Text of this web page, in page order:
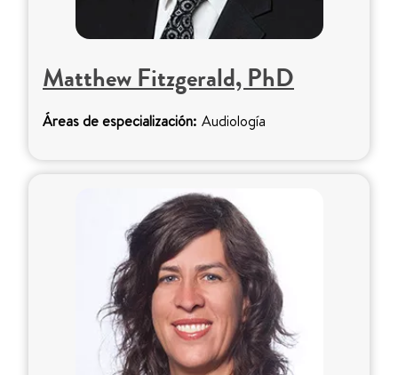
Matthew Fitzgerald, PhD
Áreas de especialización: Audiología